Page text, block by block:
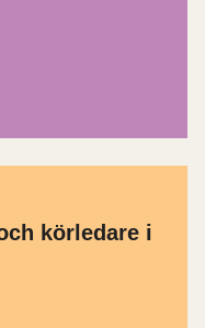
körledare i